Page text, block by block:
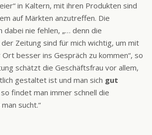
in Kaltern, mit ihren Produkten sind
auf Märkten anzutreffen. Die
dabei nie fehlen, „… denn die
Zeitung sind für mich wichtig, um mit
besser ins Gespräch zu kommen“, so
schätzt die Geschäftsfrau vor allem,
gestaltet ist und man sich gut
so findet man immer schnell die
sucht.“